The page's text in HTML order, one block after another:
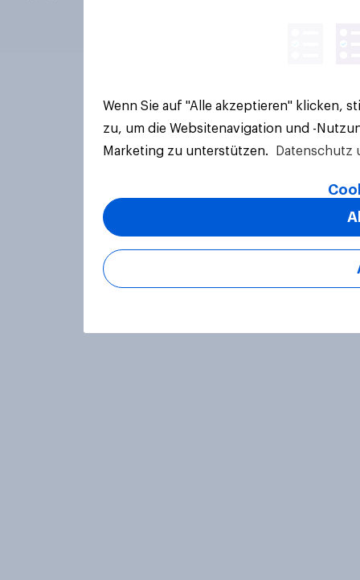
Wenn Sie auf "Alle akzeptieren" klicken,
zu, um die Websitenavigation und -
Marketing zu unterstützen.
Datenschutz